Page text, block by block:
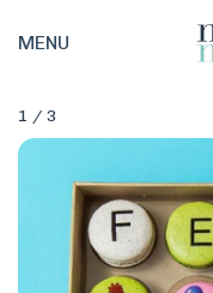
MENU
1 / 3